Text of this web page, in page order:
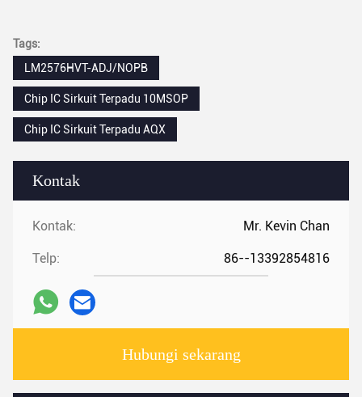
Kontak
Kontak: Mr. Kevin Chan
Telp: 86--13392854816
Hubungi sekarang
Tags:
LM2576HVT-ADJ/NOPB
Chip IC Sirkuit Terpadu 10MSOP
Chip IC Sirkuit Terpadu AQX